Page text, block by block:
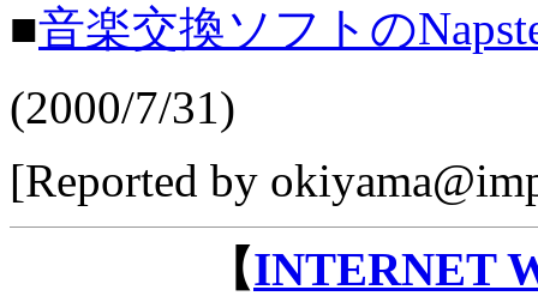
■音楽交換ソフトの
(2000/7/31)
[Reported by
【INTERNET